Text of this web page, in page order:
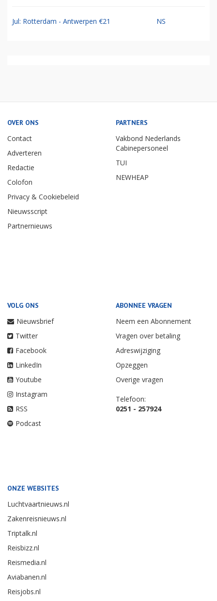
Jul: Rotterdam - Antwerpen €21 NS
OVER ONS
Contact
Adverteren
Redactie
Colofon
Privacy & Cookiebeleid
Nieuwsscript
Partnernieuws
PARTNERS
Vakbond Nederlands
Cabinepersoneel
TUI
NEWHEAP
VOLG ONS
Nieuwsbrief
Twitter
Facebook
LinkedIn
Youtube
Instagram
RSS
Podcast
ABONNEE VRAGEN
Neem een Abonnement
Vragen over betaling
Adreswijziging
Opzeggen
Overige vragen
Telefoon:
0251 - 257924
ONZE WEBSITES
Luchtvaartnieuws.nl
Zakenreisnieuws.nl
Triptalk.nl
Reisbizz.nl
Reismedia.nl
Aviabanen.nl
Reisjobs.nl